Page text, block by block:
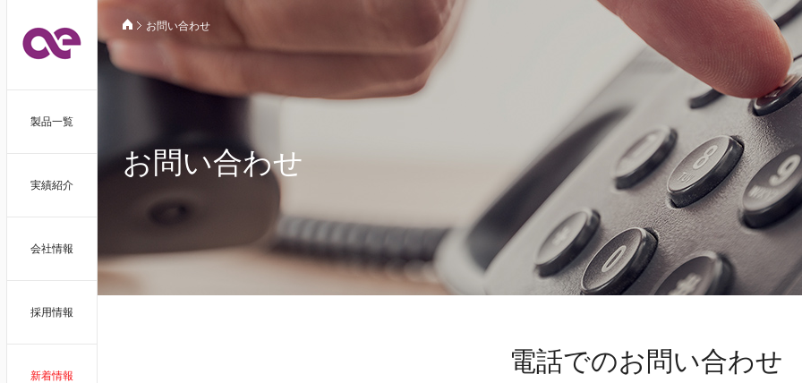
製品一覧
実績紹介
会社情報
採用情報
新着情報
お問い合わせ
お問い合わせ
電話でのお問い合わせ